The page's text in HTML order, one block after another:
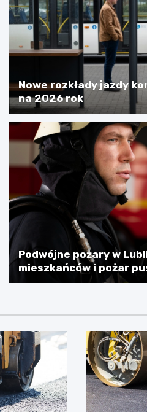
Nowe rozkłady jazdy
na 2026 rok
Podwójne pożary w
mieszkańców i pożar